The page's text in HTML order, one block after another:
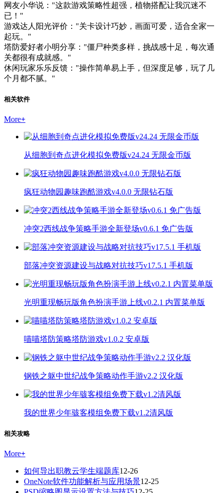
网友小华说："这款游戏策略性超强，植物搭配让我沉迷不
已！"
游戏达人阳光评价："关卡设计巧妙，画面可爱，适合全家一
起玩。"
塔防爱好者小明分享："僵尸种类多样，挑战感十足，每次通
关都很有成就感。"
休闲玩家乐乐反馈："操作简单易上手，但深度足够，玩了几
个月都不腻。"
相关软件
More+
从细胞到奇点进化模拟免费版v24.24 无限金币版
疯狂动物园趣味跑酷游戏v4.0.0 无限钻石版
冲突2西线战争策略手游全新登场v0.6.1 免广告版
部落冲突资源建设与战略对抗技巧v17.5.1 手机版
光明重现畅玩版角色扮演手游上线v0.2.1 内置菜单版
喵喵塔防策略塔防游戏v1.0.2 安卓版
钢铁之躯中世纪战争策略动作手游v2.2 汉化版
我的世界少年骇客模组免费下载v1.2清风版
相关攻略
More+
如何导出职教云学生端题库12-26
OneNote软件功能解析与应用场景12-25